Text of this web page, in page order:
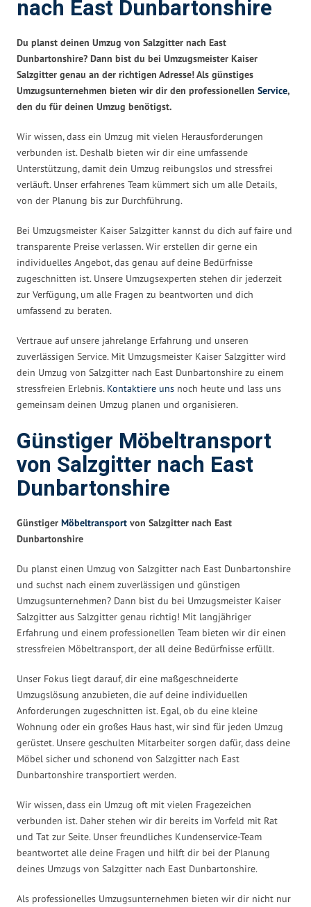
nach East Dunbartonshire
Du planst deinen Umzug von Salzgitter nach East
Dunbartonshire? Dann bist du bei Umzugsmeister Kaiser
Salzgitter genau an der richtigen Adresse! Als günstiges
Umzugsunternehmen bieten wir dir den professionellen Service,
den du für deinen Umzug benötigst.
Wir wissen, dass ein Umzug mit vielen Herausforderungen
verbunden ist. Deshalb bieten wir dir eine umfassende
Unterstützung, damit dein Umzug reibungslos und stressfrei
verläuft. Unser erfahrenes Team kümmert sich um alle Details,
von der Planung bis zur Durchführung.
Bei Umzugsmeister Kaiser Salzgitter kannst du dich auf faire und
transparente Preise verlassen. Wir erstellen dir gerne ein
individuelles Angebot, das genau auf deine Bedürfnisse
zugeschnitten ist. Unsere Umzugsexperten stehen dir jederzeit
zur Verfügung, um alle Fragen zu beantworten und dich
umfassend zu beraten.
Vertraue auf unsere jahrelange Erfahrung und unseren
zuverlässigen Service. Mit Umzugsmeister Kaiser Salzgitter wird
dein Umzug von Salzgitter nach East Dunbartonshire zu einem
stressfreien Erlebnis. Kontaktiere uns noch heute und lass uns
gemeinsam deinen Umzug planen und organisieren.
Günstiger Möbeltransport
von Salzgitter nach East
Dunbartonshire
Günstiger Möbeltransport von Salzgitter nach East
Dunbartonshire
Du planst einen Umzug von Salzgitter nach East Dunbartonshire
und suchst nach einem zuverlässigen und günstigen
Umzugsunternehmen? Dann bist du bei Umzugsmeister Kaiser
Salzgitter aus Salzgitter genau richtig! Mit langjähriger
Erfahrung und einem professionellen Team bieten wir dir einen
stressfreien Möbeltransport, der all deine Bedürfnisse erfüllt.
Unser Fokus liegt darauf, dir eine maßgeschneiderte
Umzugslösung anzubieten, die auf deine individuellen
Anforderungen zugeschnitten ist. Egal, ob du eine kleine
Wohnung oder ein großes Haus hast, wir sind für jeden Umzug
gerüstet. Unsere geschulten Mitarbeiter sorgen dafür, dass deine
Möbel sicher und schonend von Salzgitter nach East
Dunbartonshire transportiert werden.
Wir wissen, dass ein Umzug oft mit vielen Fragezeichen
verbunden ist. Daher stehen wir dir bereits im Vorfeld mit Rat
und Tat zur Seite. Unser freundliches Kundenservice-Team
beantwortet alle deine Fragen und hilft dir bei der Planung
deines Umzugs von Salzgitter nach East Dunbartonshire.
Als professionelles Umzugsunternehmen bieten wir dir nicht nur